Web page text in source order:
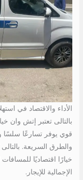
الأداء والاقتصاد في استهلاك
بالتالى تعتبر إتش وان
قوي يوفر تسارعًا سلسًا
والطرق السريعة.
خيارًا اقتصاديًا
الإجمالية للإيجار.